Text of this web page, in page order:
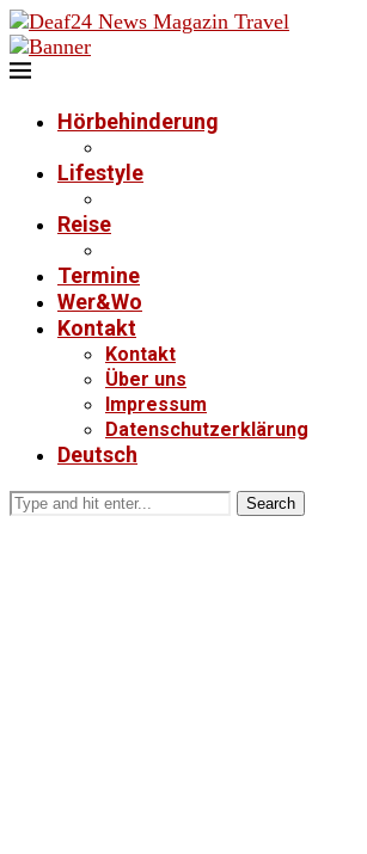
Hörbehinderung
Lifestyle
Reise
Termine
Wer&Wo
Kontakt
Kontakt
Über uns
Impressum
Datenschutzerklärung
Deutsch
Search